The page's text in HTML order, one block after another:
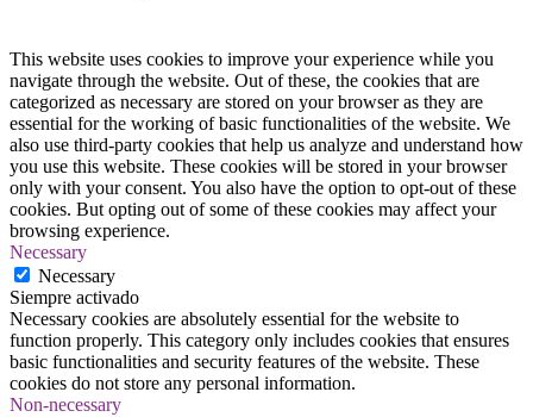
This website uses cookies to improve your experience while you
navigate through the website. Out of these, the cookies that are
categorized as necessary are stored on your browser as they are
essential for the working of basic functionalities of the website. We
also use third-party cookies that help us analyze and understand how
you use this website. These cookies will be stored in your browser
only with your consent. You also have the option to opt-out of these
cookies. But opting out of some of these cookies may affect your
browsing experience.
Necessary
Necessary
Siempre activado
Necessary cookies are absolutely essential for the website to
function properly. This category only includes cookies that ensures
basic functionalities and security features of the website. These
cookies do not store any personal information.
Non-necessary